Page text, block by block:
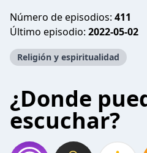
Número de episodios: 411
Último episodio: 2022-05-02
Religión y espiritualidad
¿Donde
escuchar?